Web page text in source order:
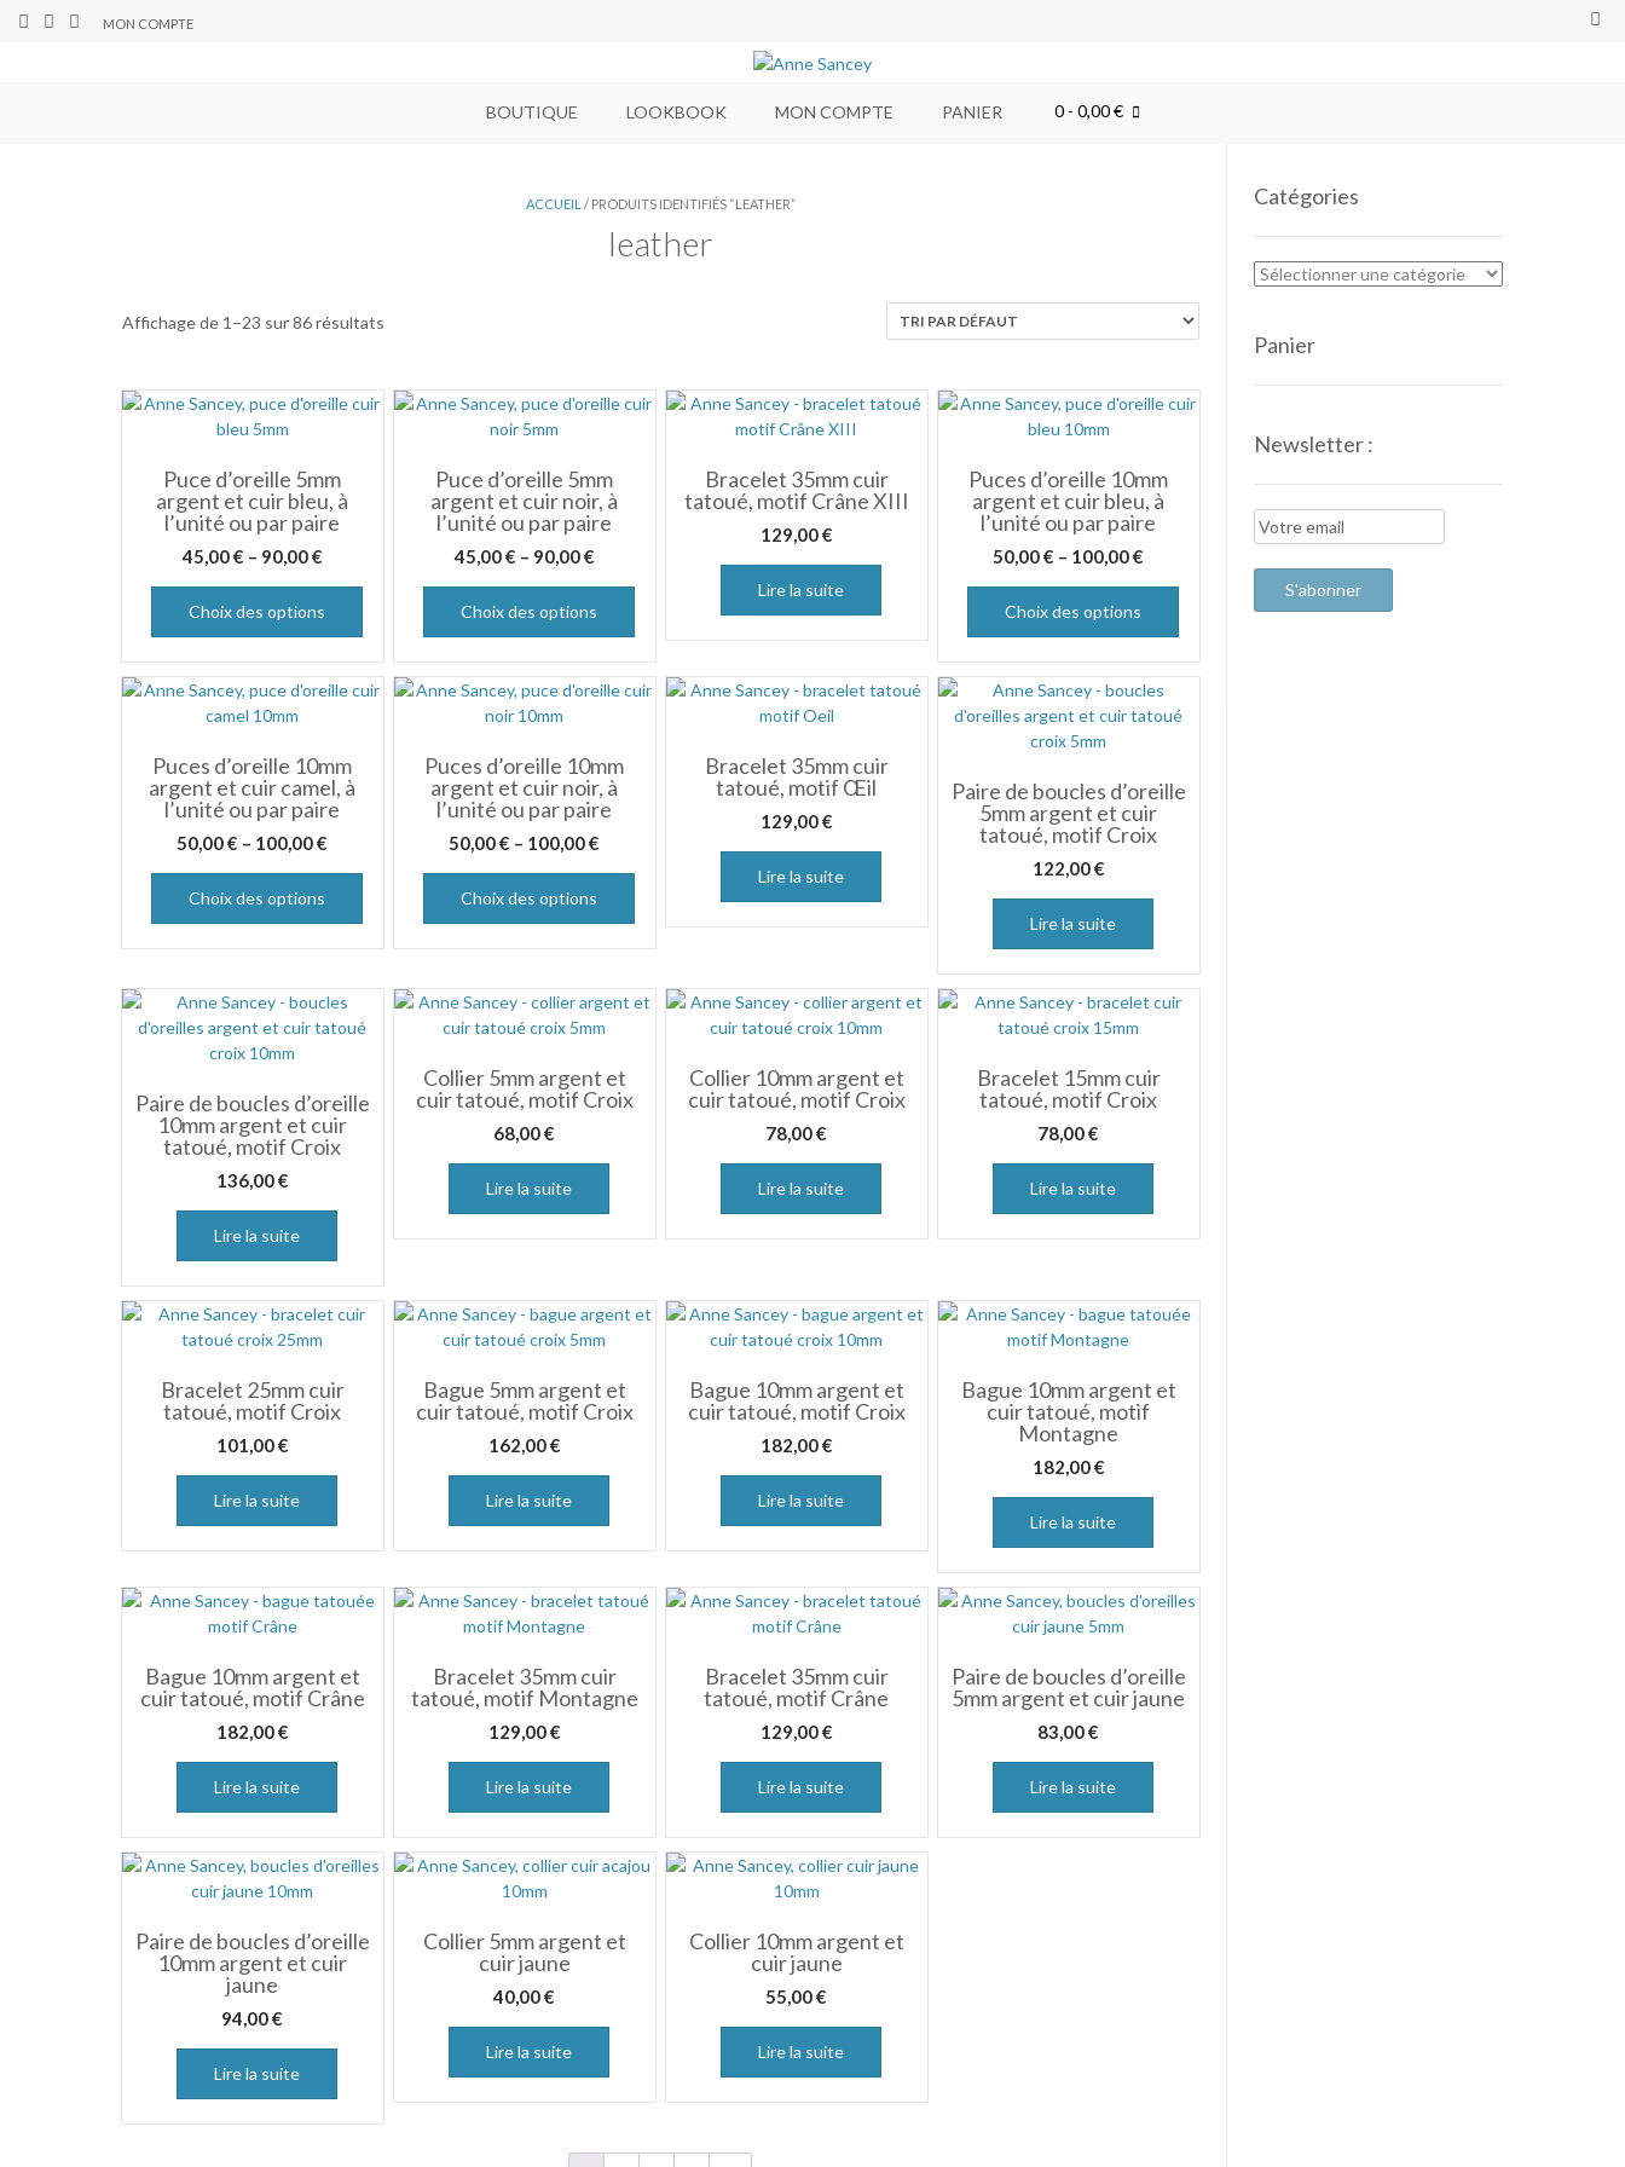
MON COMPTE
BOUTIQUE LOOKBOOK MON COMPTE PANIER 0- 0,00 €
ACCUEIL / PRODUITS IDENTIFIÉS “LEATHER”
leather
Affichage de 1–23 sur 86 résultats
Puce d’oreille 5mm
argent et cuir bleu, à
l’unité ou par paire
45,00€ – 90,00€
Choix des options
Puce d’oreille 5mm
argent et cuir noir, à
l’unité ou par paire
45,00€ – 90,00€
Choix des options
Bracelet 35mm cuir
tatoué, motif Crâne XIII
129,00€
Lire la suite
Puces d’oreille 10mm
argent et cuir bleu, à
l’unité ou par paire
50,00€ – 100,00€
Choix des options
Puces d’oreille 10mm
argent et cuir camel, à
l’unité ou par paire
50,00€ – 100,00€
Choix des options
Puces d’oreille 10mm
argent et cuir noir, à
l’unité ou par paire
50,00€ – 100,00€
Choix des options
Bracelet 35mm cuir
tatoué, motif Œil
129,00€
Lire la suite
Paire de boucles d’oreille
5mm argent et cuir
tatoué, motif Croix
122,00€
Lire la suite
Paire de boucles d’oreille
10mm argent et cuir
tatoué, motif Croix
136,00€
Lire la suite
Collier 5mm argent et
cuir tatoué, motif Croix
68,00€
Lire la suite
Collier 10mm argent et
cuir tatoué, motif Croix
78,00€
Lire la suite
Bracelet 15mm cuir
tatoué, motif Croix
78,00€
Lire la suite
Bracelet 25mm cuir
tatoué, motif Croix
101,00€
Lire la suite
Bague 5mm argent et
cuir tatoué, motif Croix
162,00€
Lire la suite
Bague 10mm argent et
cuir tatoué, motif Croix
182,00€
Lire la suite
Bague 10mm argent et
cuir tatoué, motif
Montagne
182,00€
Lire la suite
Bague 10mm argent et
cuir tatoué, motif Crâne
182,00€
Lire la suite
Bracelet 35mm cuir
tatoué, motif Montagne
129,00€
Lire la suite
Bracelet 35mm cuir
tatoué, motif Crâne
129,00€
Lire la suite
Paire de boucles d’oreille
5mm argent et cuir jaune
83,00€
Lire la suite
Paire de boucles d’oreille
10mm argent et cuir
jaune
94,00€
Lire la suite
Collier 5mm argent et
cuir jaune
40,00€
Lire la suite
Collier 10mm argent et
cuir jaune
55,00€
Lire la suite
Catégories
Panier
Newsletter :